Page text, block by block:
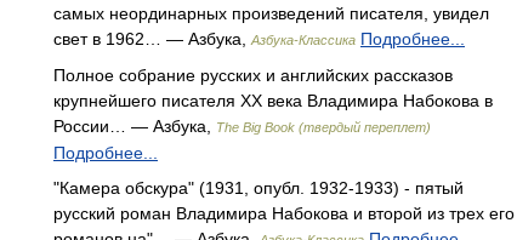
самых неординарных произведений писателя, увидел
свет в 1962… — Азбука,
Азбука-Классика Подробнее...
Полное собрание русских и английских рассказов
крупнейшего писателя ХХ века Владимира Набокова в
России… — Азбука,
The Big Book (твердый переплет)
Подробнее...
"Камера обскура" (1931, опубл. 1932-1933) - пятый
русский роман Владимира Набокова и второй из трех его